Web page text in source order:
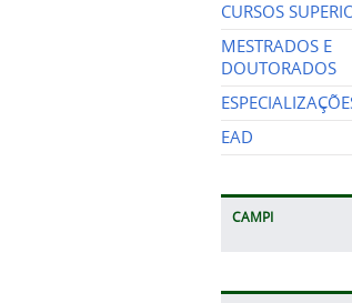
CURSOS
MESTRADOS E
DOUTORADOS
EAD
CAMPI